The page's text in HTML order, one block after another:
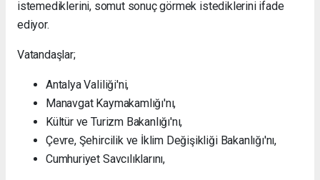
istemediklerini, somut sonuç görmek istediklerini ifade
ediyor.
Vatandaşlar;
Antalya Valiliği'ni,
Manavgat Kaymakamlığı'nı,
Kültür ve Turizm Bakanlığı'nı,
Çevre, Şehircilik ve İklim Değişikliği Bakanlığı'nı,
Cumhuriyet Savcılıklarını,